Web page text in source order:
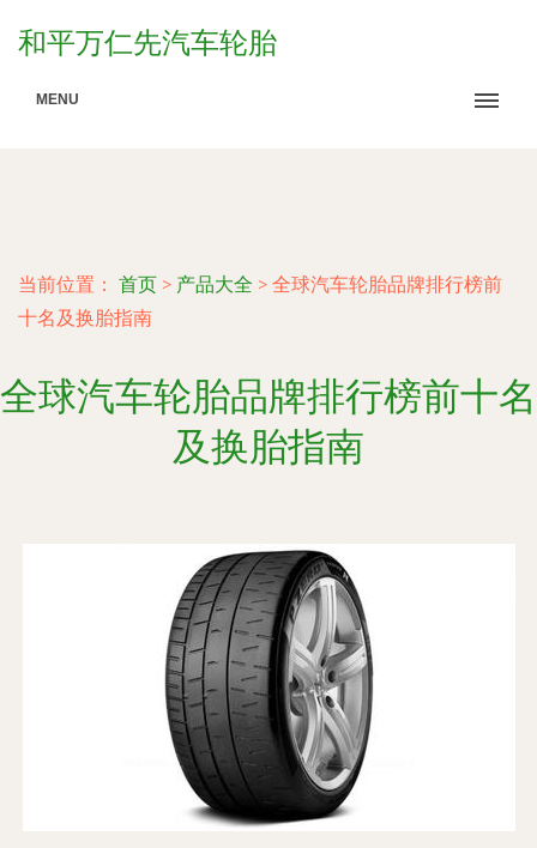
和平万仁先汽车轮胎
MENU
当前位置： 首页 > 产品大全 > 全球汽车轮胎品牌排行榜前
十名及换胎指南
全球汽车轮胎品牌排行榜前十名
及换胎指南